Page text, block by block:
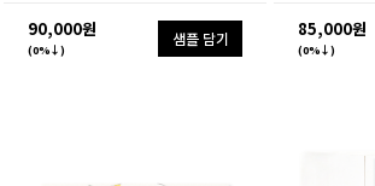
90,000원
(0%↓)
샘플 담기 85,000원
(0%↓)